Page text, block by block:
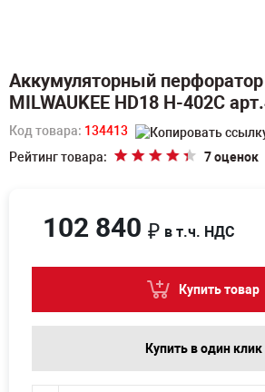
Аккумуляторный перфоратор
MILWAUKEE HD18 H-402C
Код товара: 134413
Рейтинг товара:
7 оценок
102 840 ₽ в т.ч. НДС
Купить товар
Купить в один клик